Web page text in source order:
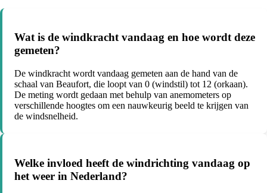
Wat is de windkracht vandaag en hoe wordt deze
gemeten?
De windkracht wordt vandaag gemeten aan de hand van de
schaal van Beaufort, die loopt van 0 (windstil) tot 12 (orkaan).
De meting wordt gedaan met behulp van anemometers op
verschillende hoogtes om een nauwkeurig beeld te krijgen van
de windsnelheid.
Welke invloed heeft de windrichting vandaag op
het weer in Nederland?